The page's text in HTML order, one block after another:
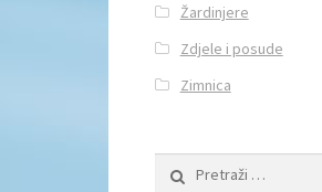
Žardinjere
Zdjele i posude
Zimnica
Pretraži: